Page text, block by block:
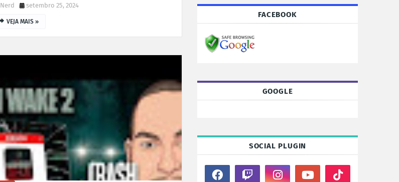
Nerd setembro 25, 2024
VEJA MAIS »
FACEBOOK
GOOGLE
SOCIAL PLUGIN